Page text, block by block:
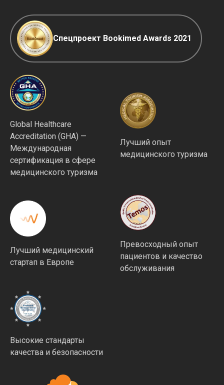
Спецпроект Bookimed Awards 2021
Global Healthcare
Accreditation (GHA) —
Международная
сертификация в сфере
медицинского туризма
Лучший опыт
медицинского туризма
Лучший медицинский
стартап в Европе
Превосходный опыт
пациентов и качество
обслуживания
Высокие стандарты
качества и безопасности